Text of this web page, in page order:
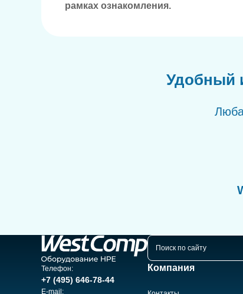
рамках ознакомления.
Удобный
Телефон:
+7 (495) 646-78-44
E-mail:
Компания